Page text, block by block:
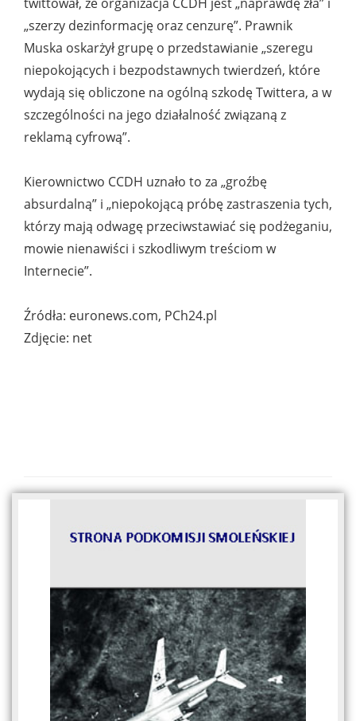
„szerzy dezinformację oraz cenzurę”. Prawnik
Muska oskarżył grupę o przedstawianie „szeregu
niepokojących i bezpodstawnych twierdzeń, które
wydają się obliczone na ogólną szkodę Twittera, a w
szczególności na jego działalność związaną z
reklamą cyfrową”.
Kierownictwo CCDH uznało to za „groźbę
absurdalną” i „niepokojącą próbę zastraszenia tych,
którzy mają odwagę przeciwstawiać się podżeganiu,
mowie nienawiści i szkodliwym treściom w
Internecie”.
Źródła: euronews.com, PCh24.pl
Zdjęcie: net